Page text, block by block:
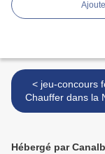
< jeu-concours festival
Chauffer dans la
2017 : 5 places à
Hébergé par